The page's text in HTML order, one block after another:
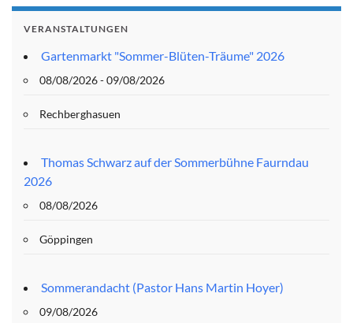
VERANSTALTUNGEN
Gartenmarkt "Sommer-Blüten-Träume" 2026
08/08/2026 - 09/08/2026
Rechberghasuen
Thomas Schwarz auf der Sommerbühne Faurndau
2026
08/08/2026
Göppingen
Sommerandacht (Pastor Hans Martin Hoyer)
09/08/2026